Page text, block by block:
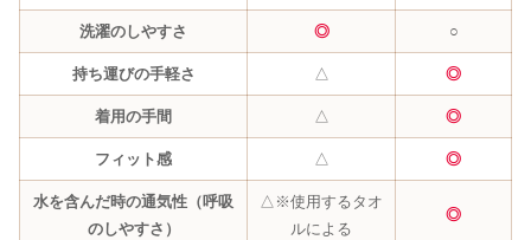
洗濯のしやすさ ◎ ○
持ち運びの手軽さ △ ◎
着用の手間 △ ◎
フィット感 △ ◎
水を含んだ時の通気性（呼吸
のしやすさ）
△※使用するタオ
ルによる
◎